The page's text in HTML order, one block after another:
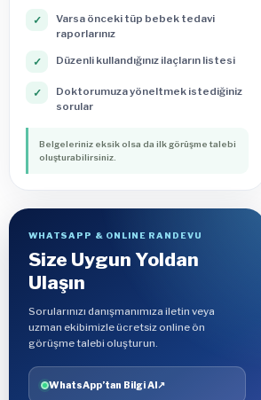
✓
Varsa önceki tüp bebek tedavi
raporlarınız
✓ Düzenli kullandığınız ilaçların listesi
✓
Doktorumuza yöneltmek istediğiniz
sorular
Belgeleriniz eksik olsa da ilk görüşme talebi
oluşturabilirsiniz.
WHATSAPP & ONLINE RANDEVU
Size Uygun Yoldan
Ulaşın
Sorularınızı danışmanımıza iletin veya
uzman ekibimizle ücretsiz online ön
görüşme talebi oluşturun.
WhatsApp’tan Bilgi Al↗